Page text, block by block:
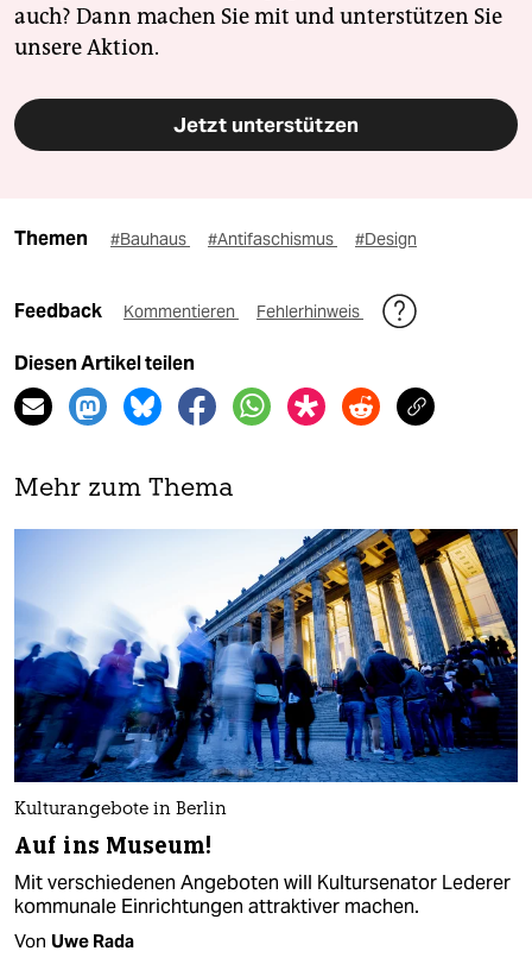
auch? Dann machen Sie mit und unterstützen Sie
unsere Aktion.
Jetzt unterstützen
Themen #Bauhaus #Antifaschismus #Design
Feedback Kommentieren Fehlerhinweis
Diesen Artikel teilen
Mehr zum Thema
Kulturangebote in Berlin
Auf ins Museum!
Mit verschiedenen Angeboten will Kultursenator Lederer
kommunale Einrichtungen attraktiver machen.
Von Uwe Rada